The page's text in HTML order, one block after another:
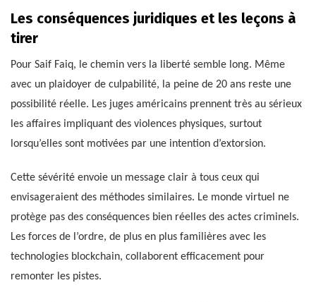
Les conséquences juridiques et les leçons à
tirer
Pour Saif Faiq, le chemin vers la liberté semble long. Même
avec un plaidoyer de culpabilité, la peine de 20 ans reste une
possibilité réelle. Les juges américains prennent très au sérieux
les affaires impliquant des violences physiques, surtout
lorsqu’elles sont motivées par une intention d’extorsion.
Cette sévérité envoie un message clair à tous ceux qui
envisageraient des méthodes similaires. Le monde virtuel ne
protège pas des conséquences bien réelles des actes criminels.
Les forces de l’ordre, de plus en plus familières avec les
technologies blockchain, collaborent efficacement pour
remonter les pistes.